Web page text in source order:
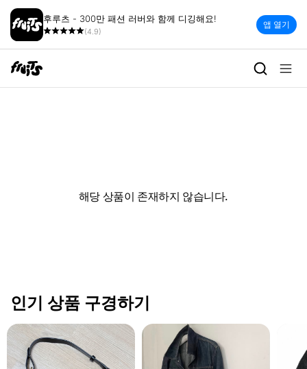
후루츠 - 300만 패션 러버와 함께 디깅해요!
(4.9)
앱 열기
해당 상품이 존재하지 않습니다.
인기 상품 구경하기